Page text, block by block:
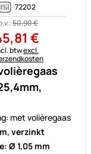
met volièregaas
verzinkt
Ø 1,05 mm
72202
50,90€
,81 €
btwexcl.